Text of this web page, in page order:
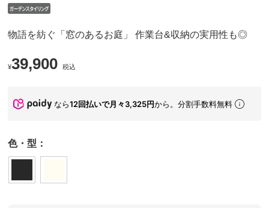
物語を紡ぐ「窓のあるお庭」 作業台&収納の実用性も◎
¥39,900 税込
なら12回払いで月々3,325円から。分割手数料無料
色・型：